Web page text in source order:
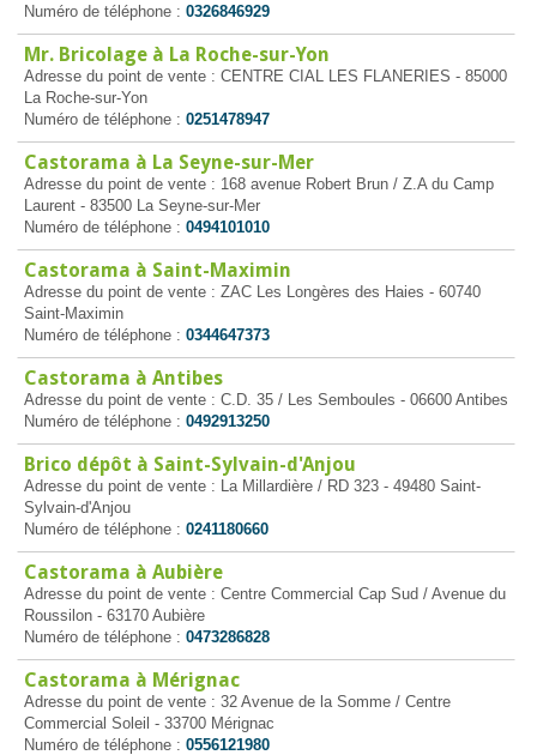
Numéro de téléphone : 0326846929
Mr. Bricolage à La Roche-sur-Yon
Adresse du point de vente : CENTRE CIAL LES FLANERIES - 85000
La Roche-sur-Yon
Numéro de téléphone : 0251478947
Castorama à La Seyne-sur-Mer
Adresse du point de vente : 168 avenue Robert Brun / Z.A du Camp
Laurent - 83500 La Seyne-sur-Mer
Numéro de téléphone : 0494101010
Castorama à Saint-Maximin
Adresse du point de vente : ZAC Les Longères des Haies - 60740
Saint-Maximin
Numéro de téléphone : 0344647373
Castorama à Antibes
Adresse du point de vente : C.D. 35 / Les Semboules - 06600 Antibes
Numéro de téléphone : 0492913250
Brico dépôt à Saint-Sylvain-d'Anjou
Adresse du point de vente : La Millardière / RD 323 - 49480 Saint-
Sylvain-d'Anjou
Numéro de téléphone : 0241180660
Castorama à Aubière
Adresse du point de vente : Centre Commercial Cap Sud / Avenue du
Roussilon - 63170 Aubière
Numéro de téléphone : 0473286828
Castorama à Mérignac
Adresse du point de vente : 32 Avenue de la Somme / Centre
Commercial Soleil - 33700 Mérignac
Numéro de téléphone : 0556121980